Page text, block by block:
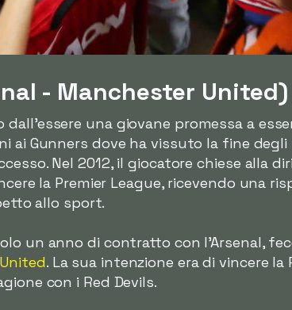
- Manchester United)
dall'essere una giovane promessa a
Gunners dove ha vissuto la fine degli
Nel 2012, il giocatore chiese alla
la Premier League, ricevendo una
allo sport.
un anno di contratto con l'Arsenal,
. La sua intenzione era di vincere la
con i Red Devils.